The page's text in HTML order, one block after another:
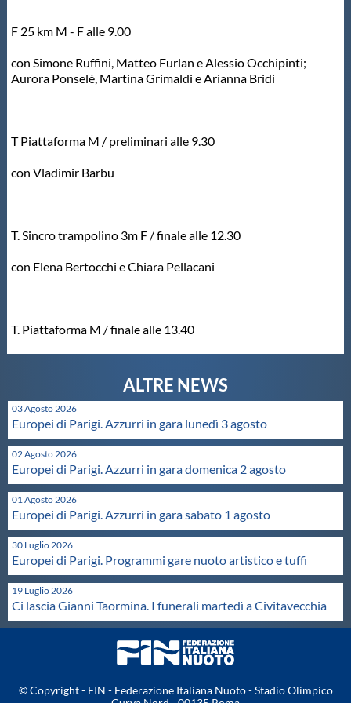
Master
Formazione
Scuole Nuoto
Centri Federali
Qualità
Sostenibilità
Privacy
Cookie Policy
Archivio News
F 25 km M - F alle 9.00
con Simone Ruffini, Matteo Furlan e Alessio Occhipinti;
Aurora Ponselè, Martina Grimaldi e Arianna Bridi
T Piattaforma M / preliminari alle 9.30
con Vladimir Barbu
T. Sincro trampolino 3m F / finale alle 12.30
con Elena Bertocchi e Chiara Pellacani
T. Piattaforma M / finale alle 13.40
03 Agosto 2026
Europei di Parigi. Azzurri in gara lunedì 3 agosto
02 Agosto 2026
Europei di Parigi. Azzurri in gara domenica 2 agosto
01 Agosto 2026
Europei di Parigi. Azzurri in gara sabato 1 agosto
30 Luglio 2026
Europei di Parigi. Programmi gare nuoto artistico e tuffi
19 Luglio 2026
Ci lascia Gianni Taormina. I funerali martedì a Civitavecchia
© Copyright - FIN - Federazione Italiana Nuoto - Stadio Olimpico